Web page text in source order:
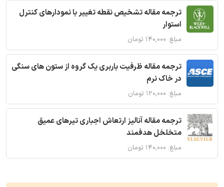
ترجمه مقاله تشخیص نقطه تغییر با نمودارهای کنترل
استوار
مبلغ: ۱۴۰,۰۰۰ تومان
ترجمه مقاله ظرفیت باربری یک گروه از ستون های سنگی
در خاک نرم
مبلغ: ۱۲۰,۰۰۰ تومان
ترجمه مقاله آنالیز ارتعاش اجباری تیرهای عمیق
متخلخل هدفمند
مبلغ: ۱۴۰,۰۰۰ تومان